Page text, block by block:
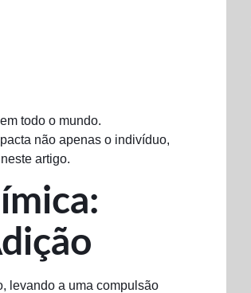
todo o mundo.
não apenas o indivíduo,
artigo.
levando a uma compulsão